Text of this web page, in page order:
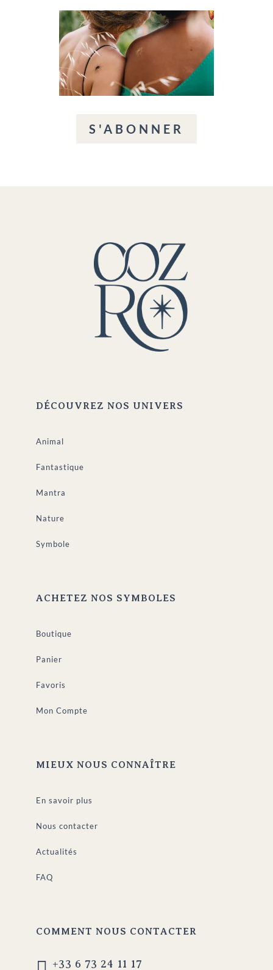
S'ABONNER
DÉCOUVREZ NOS UNIVERS
Animal
Fantastique
Mantra
Nature
Symbole
ACHETEZ NOS SYMBOLES
Boutique
Panier
Favoris
Mon Compte
MIEUX NOUS CONNAÎTRE
En savoir plus
Nous contacter
Actualités
FAQ
COMMENT NOUS CONTACTER
+33 6 73 24 11 17